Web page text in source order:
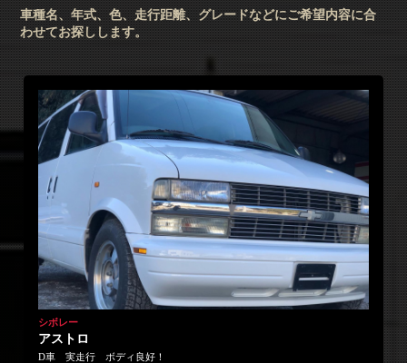
車種名、年式、色、走行距離、グレードなどにご希望内容に合
わせてお探しします。
シボレー
アストロ
D車 実走行 ボディ良好！